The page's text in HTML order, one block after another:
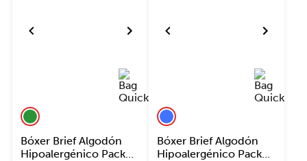
Bóxer Brief Algodón
Hipoalergénico Pack
Bóxer Brief Algodón
Hipoalergénico Pack